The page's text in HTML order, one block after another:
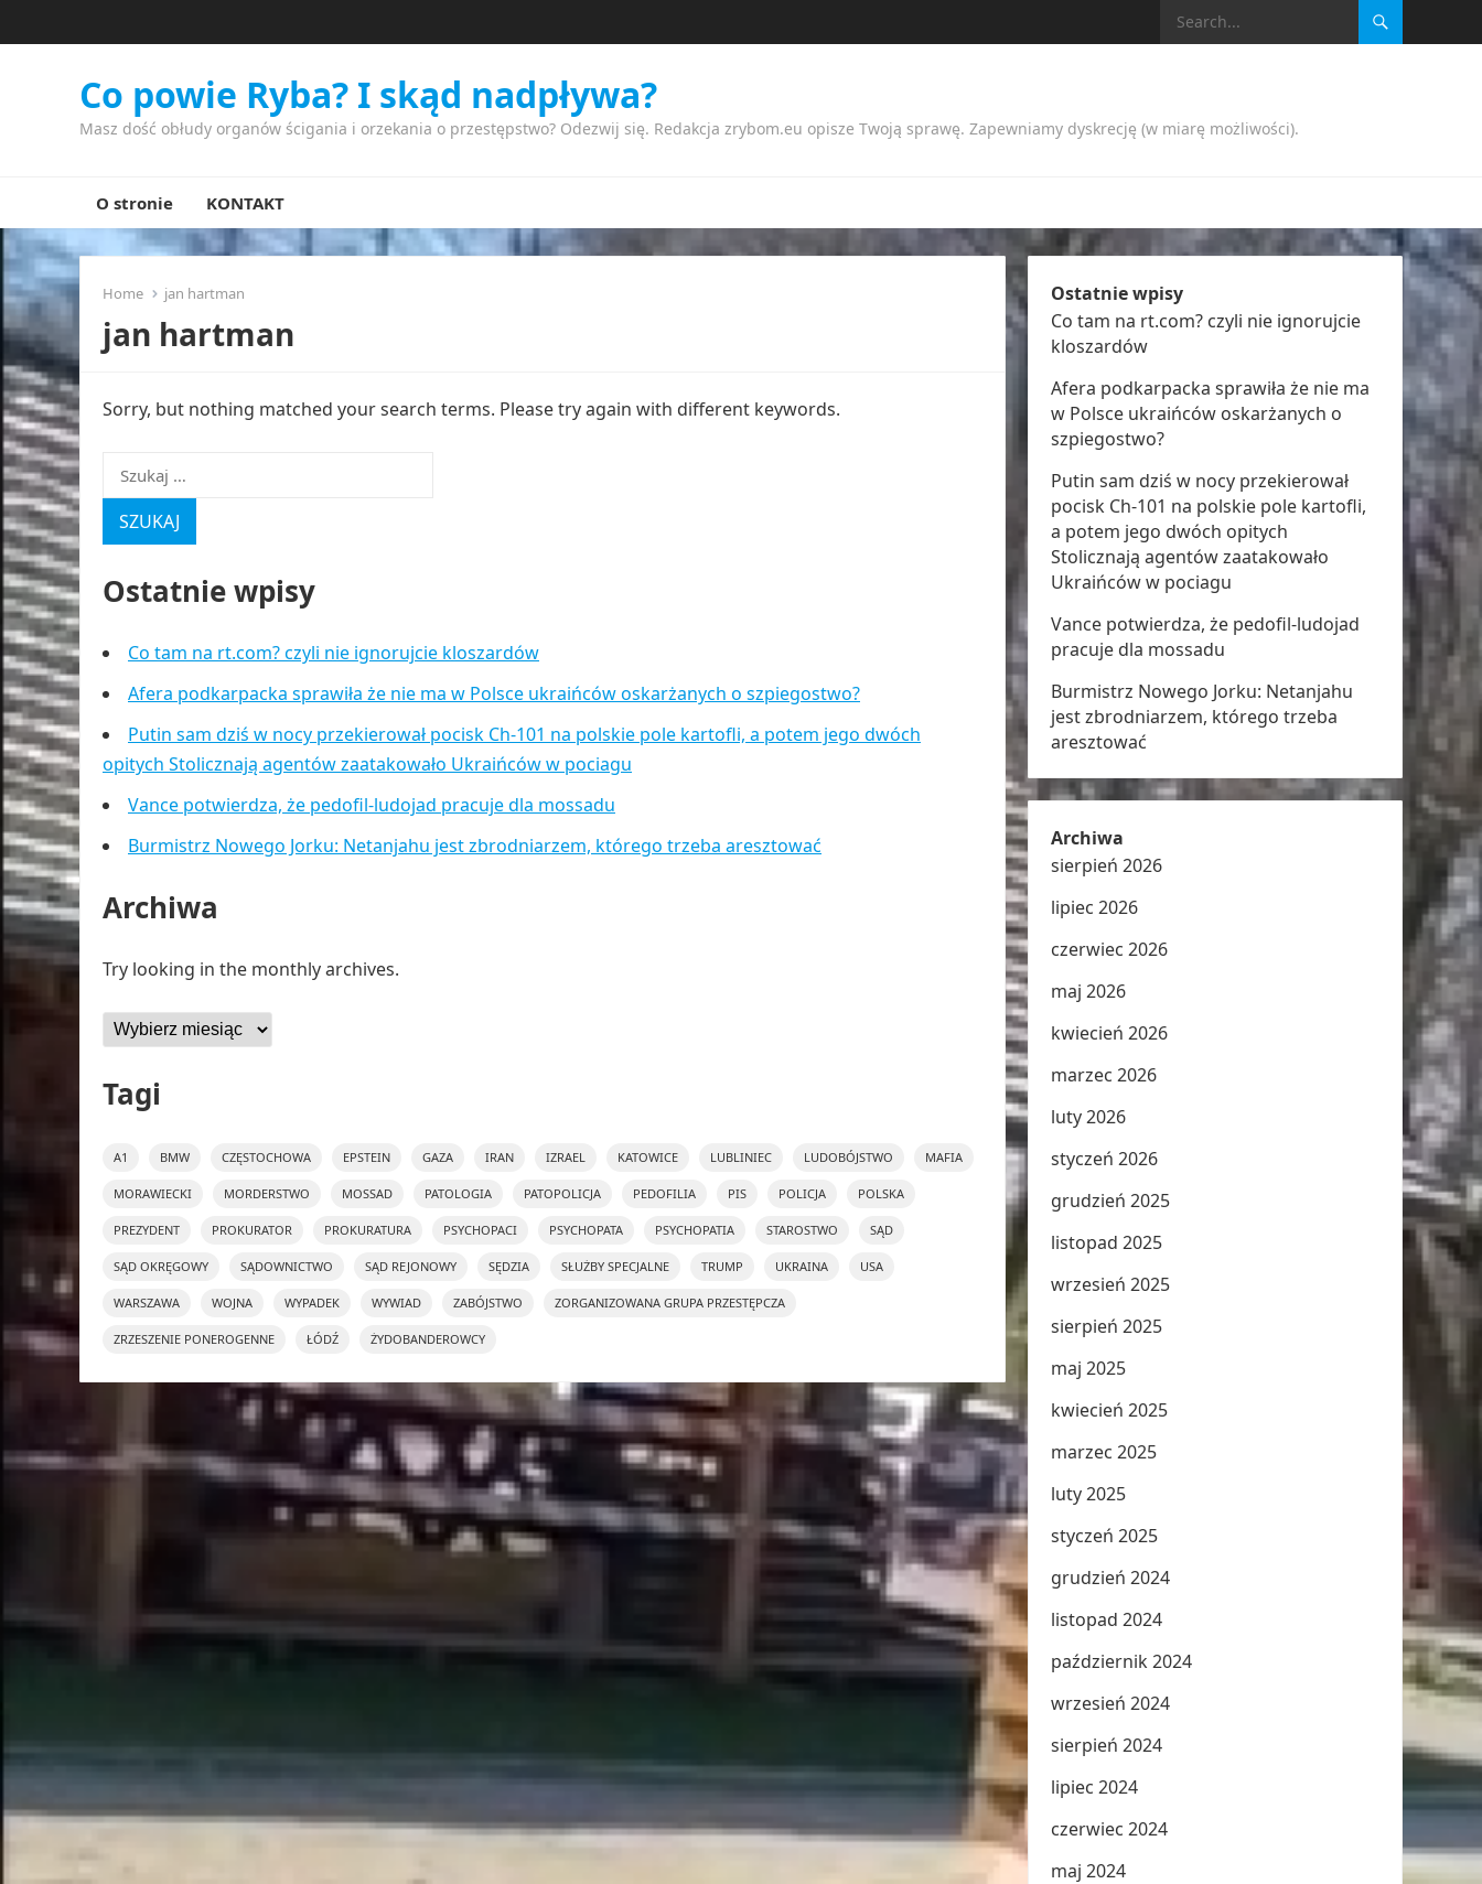
Co powie Ryba? I skąd nadpływa?
Masz dość obłudy organów ścigania i orzekania o przestępstwo? Odezwij się. Redakcja zrybom.eu opisze Twoją sprawę. Zapewniamy dyskrecję (w miarę możliwości).
O stronie KONTAKT
Home jan hartman
jan hartman
Sorry, but nothing matched your search terms. Please try again with different keywords.
Szukaj:
Ostatnie wpisy
Co tam na rt.com? czyli nie ignorujcie kloszardów
Afera podkarpacka sprawiła że nie ma w Polsce ukraińców oskarżanych o szpiegostwo?
Putin sam dziś w nocy przekierował pocisk Ch-101 na polskie pole kartofli, a potem jego dwóch
opitych Stolicznają agentów zaatakowało Ukraińców w pociagu
Vance potwierdza, że pedofil-ludojad pracuje dla mossadu
Burmistrz Nowego Jorku: Netanjahu jest zbrodniarzem, którego trzeba aresztować
Archiwa
Try looking in the monthly archives.
Archiwa
Tagi
A1 BMW CZĘSTOCHOWA EPSTEIN GAZA IRAN IZRAEL KATOWICE LUBLINIEC LUDOBÓJSTWO MAFIA
MORAWIECKI MORDERSTWO MOSSAD PATOLOGIA PATOPOLICJA PEDOFILIA PIS POLICJA POLSKA
PREZYDENT PROKURATOR PROKURATURA PSYCHOPACI PSYCHOPATA PSYCHOPATIA STAROSTWO SĄD
SĄD OKRĘGOWY SĄDOWNICTWO SĄD REJONOWY SĘDZIA SŁUŻBY SPECJALNE TRUMP UKRAINA USA
WARSZAWA WOJNA WYPADEK WYWIAD ZABÓJSTWO ZORGANIZOWANA GRUPA PRZESTĘPCZA
ZRZESZENIE PONEROGENNE ŁÓDŹ ŻYDOBANDEROWCY
Ostatnie wpisy
Co tam na rt.com? czyli nie ignorujcie
kloszardów
Afera podkarpacka sprawiła że nie ma
w Polsce ukraińców oskarżanych o
szpiegostwo?
Putin sam dziś w nocy przekierował
pocisk Ch-101 na polskie pole kartofli,
a potem jego dwóch opitych
Stolicznają agentów zaatakowało
Ukraińców w pociagu
Vance potwierdza, że pedofil-ludojad
pracuje dla mossadu
Burmistrz Nowego Jorku: Netanjahu
jest zbrodniarzem, którego trzeba
aresztować
Archiwa
sierpień 2026
lipiec 2026
czerwiec 2026
maj 2026
kwiecień 2026
marzec 2026
luty 2026
styczeń 2026
grudzień 2025
listopad 2025
wrzesień 2025
sierpień 2025
maj 2025
kwiecień 2025
marzec 2025
luty 2025
styczeń 2025
grudzień 2024
listopad 2024
październik 2024
wrzesień 2024
sierpień 2024
lipiec 2024
czerwiec 2024
maj 2024